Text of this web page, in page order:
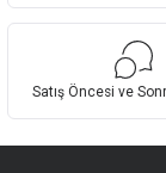
Bu ürüne benzer
Satış Öncesi ve